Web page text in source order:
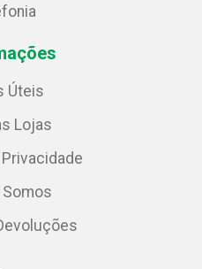
Úteis
Lojas
Somos